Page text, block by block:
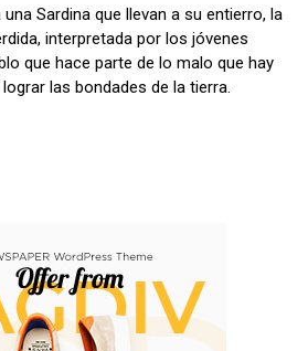
Sardina que llevan a su entierro, la
interpretada por los jóvenes
que hace parte de lo malo que hay
las bondades de la tierra.